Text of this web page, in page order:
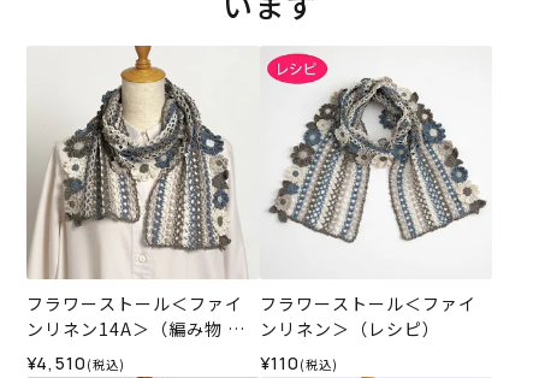
フラワーストール＜ファイ
ンリネン14A＞（編み物 材
料セット）
¥4,510 (税込)
フラワーストール＜ファイ
ンリネン＞（レシピ）
¥110 (税込)